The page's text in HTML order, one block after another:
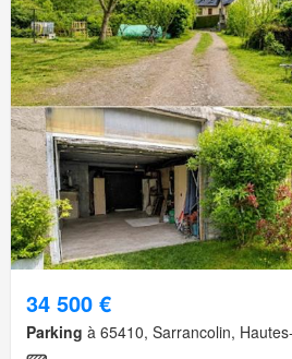
34 500 €
Parking à 65410, Sarrancolin,